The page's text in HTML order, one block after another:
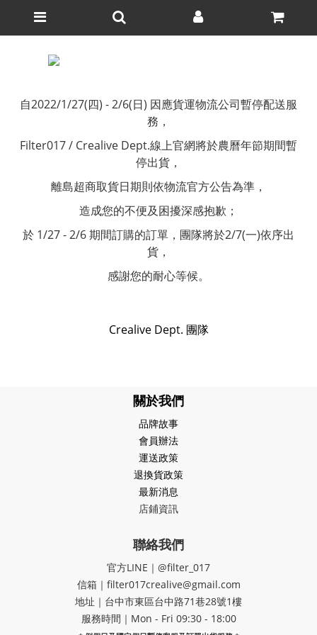
自2022/1/27(四) - 2/6(日) 因應貨運物流公司暫停配送服
務，
Filter017 / Crealive Dept.線上官網將於農曆年節期間暫
停出貨，
離島超商取貨日期則依物流官方公告為準，
造成您的不便及困擾深感抱歉；
於 1/27 - 2/6 期間訂購的訂單，團隊將於2/7(一)依序出
貨，
感謝您的耐心等候。
Crealive Dept. 團隊
關於我們
品牌故事
會員辦法
運送政策
退換貨政策
最新消息
店鋪資訊
聯絡我們
官方LINE｜@filter_017
信箱｜filter017crealive@gmail.com
地址｜​台中市東區台中路71巷28號1樓
服務時間｜Mon - Fri 09:30 - 18:00